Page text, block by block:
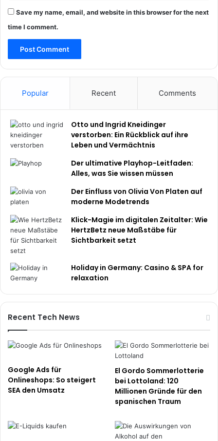
Save my name, email, and website in this browser for the next
time I comment.
Popular Recent Comments
Otto und Ingrid Kneidinger
verstorben: Ein Rückblick auf ihre
Leben und Vermächtnis
Der ultimative Playhop-Leitfaden:
Alles, was Sie wissen müssen
Der Einfluss von Olivia Von Platen auf
moderne Modetrends
Klick-Magie im digitalen Zeitalter: Wie
HertzBetz neue Maßstäbe für
Sichtbarkeit setzt
Holiday in Germany: Casino & SPA for
relaxation
Recent Tech News
Google Ads für
Onlineshops: So steigert
SEA den Umsatz
El Gordo Sommerlotterie
bei Lottoland: 120
Millionen Gründe für den
spanischen Traum